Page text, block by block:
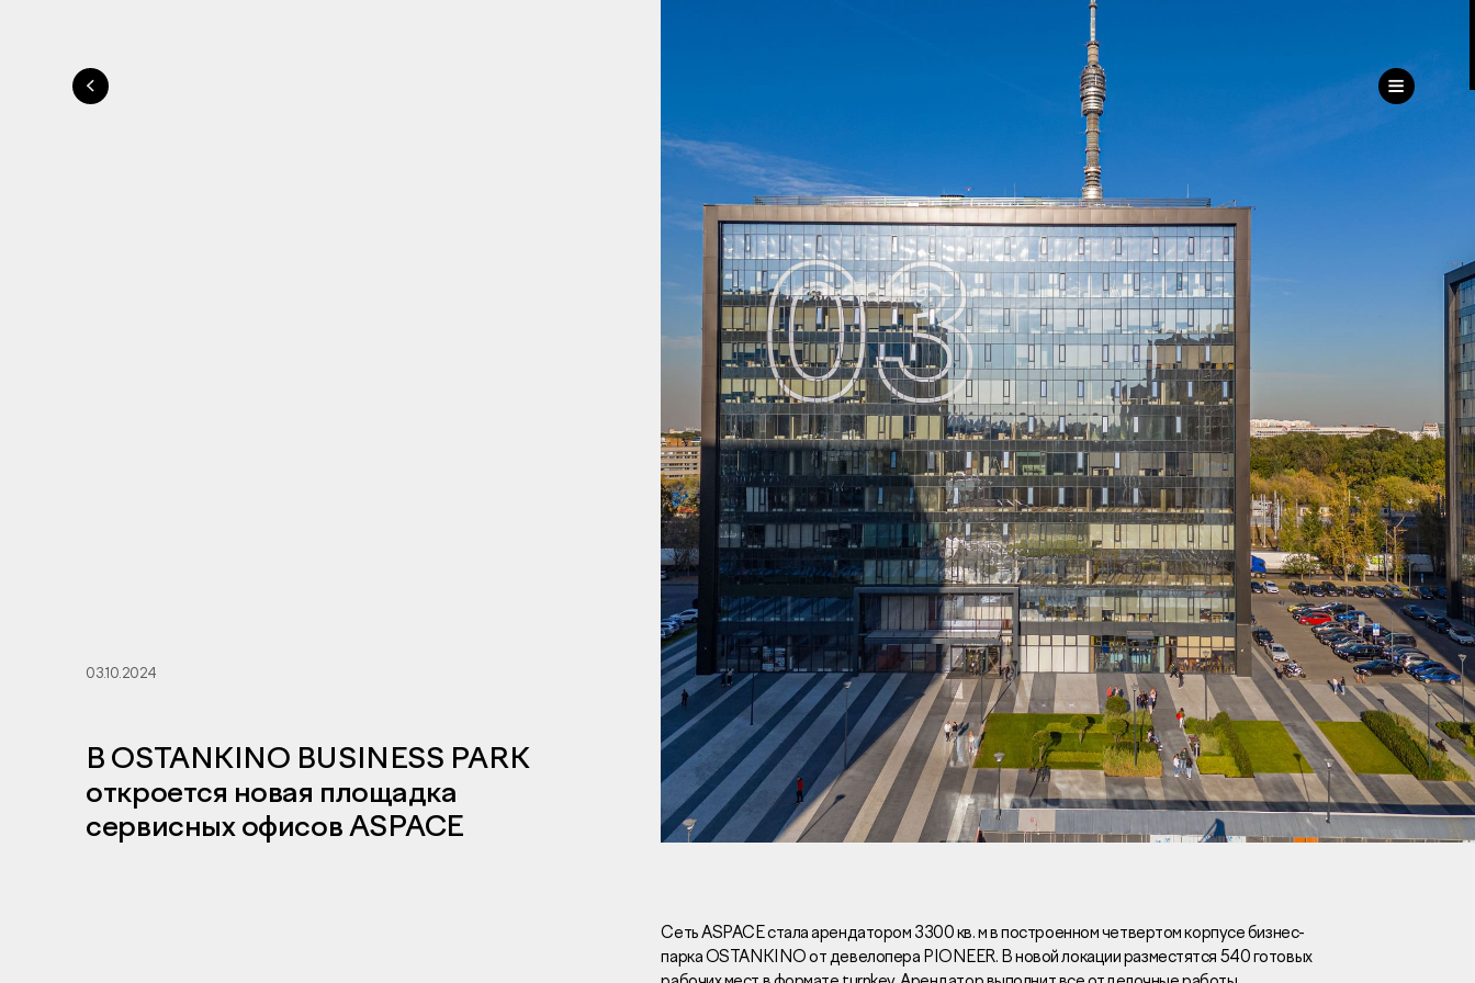
Проекты
Жилая недвижимость
Коммерческая недвижимость
О компании
Дирекция
клиентского сервиса
Инвесторам
Вакансии
Брокерам
Новости
Тендеры
Контакты
Раскрытие информации
Правовая информация
Отдел продаж Глaвный oфиc
03.10.2024
В OSTANKINO BUSINESS PARK
откроется новая площадка
сервисных офисов ASPACE
Сеть ASPACE стала арендатором 3300 кв. м в построенном четвертом корпусе бизнес-
парка OSTANKINO от девелопера PIONEER. В новой локации разместятся 540 готовых